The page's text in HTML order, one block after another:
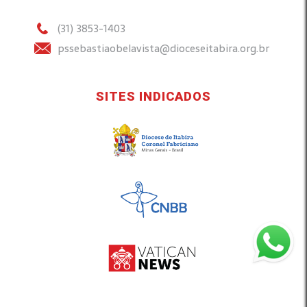
(31) 3853-1403
pssebastiaobelavista@dioceseitabira.org.br
SITES INDICADOS